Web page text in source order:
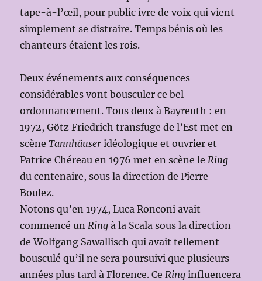
tape-à-l’œil, pour public ivre de voix qui vient
simplement se distraire. Temps bénis où les
chanteurs étaient les rois.
Deux événements aux conséquences
considérables vont bousculer ce bel
ordonnancement. Tous deux à Bayreuth : en
1972, Götz Friedrich transfuge de l’Est met en
scèneTannhäuser idéologique et ouvrier et
Patrice Chéreau en 1976 met en scène le Ring
du centenaire, sous la direction de Pierre
Boulez.
Notons qu’en 1974, Luca Ronconi avait
commencé un Ring à la Scala sous la direction
de Wolfgang Sawallisch qui avait tellement
bousculé qu’il ne sera poursuivi que plusieurs
années plus tard à Florence. Ce Ring influencera